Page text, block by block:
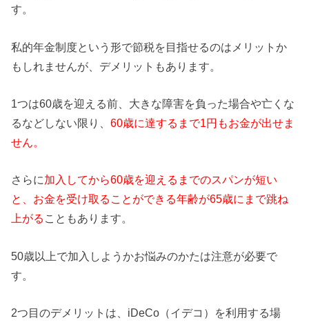
す。
私的年金制度という形で節税を目指せるのはメリットか
もしれませんが、デメリットもあります。
1つは60歳を迎える前、大きな障害を負った場合や亡くな
るなどしない限り、60歳に達するまで1円もお金が出せま
せん。
さらに加入してから60歳を迎えるまでのスパンが短い
と、お金を受け取ることができる年齢が65歳にまで跳ね
上がる こともあります。
50歳以上で加入しようかお悩みのかたは注意が必要で
す。
2つ目のデメリットは、iDeCo（イデコ）を利用する場